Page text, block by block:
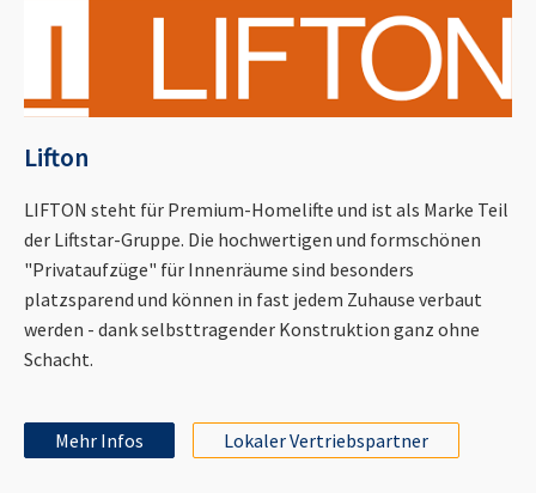
Lifton
LIFTON steht für Premium-Homelifte und ist als Marke Teil
der Liftstar-Gruppe. Die hochwertigen und formschönen
"Privataufzüge" für Innenräume sind besonders
platzsparend und können in fast jedem Zuhause verbaut
werden - dank selbsttragender Konstruktion ganz ohne
Schacht.
Mehr Infos Lokaler Vertriebspartner